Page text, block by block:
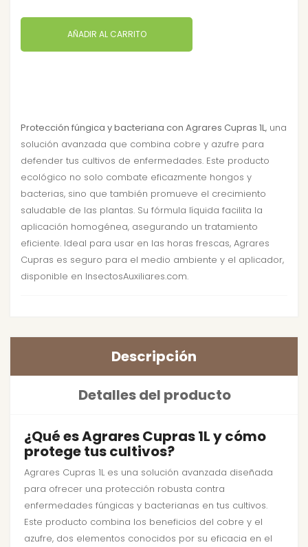
AÑADIR AL CARRITO
Protección fúngica y bacteriana con Agrares Cupras 1L, una
solución avanzada que combina cobre y azufre para
defender tus cultivos de enfermedades. Este producto
ecológico no solo combate eficazmente hongos y
bacterias, sino que también promueve el crecimiento
saludable de las plantas. Su fórmula líquida facilita la
aplicación homogénea, asegurando un tratamiento
eficiente. Ideal para usar en las horas frescas, Agrares
Cupras es seguro para el medio ambiente y el aplicador,
disponible en InsectosAuxiliares.com.
Descripción
Detalles del producto
¿Qué es Agrares Cupras 1L y cómo
protege tus cultivos?
Agrares Cupras 1L es una solución avanzada diseñada
para ofrecer una protección robusta contra
enfermedades fúngicas y bacterianas en tus cultivos.
Este producto combina los beneficios del cobre y el
azufre, dos elementos conocidos por su eficacia en el